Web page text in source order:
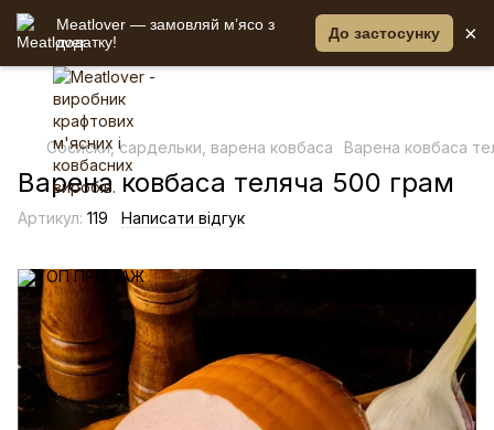
Meatlover — замовляй мʼясо з
додатку!
До застосунку ×
Сосиски, сардельки, варена ковбаса Варена ковбаса
Варена ковбаса теляча 500 грам
Артикул: 119 Написати відгук